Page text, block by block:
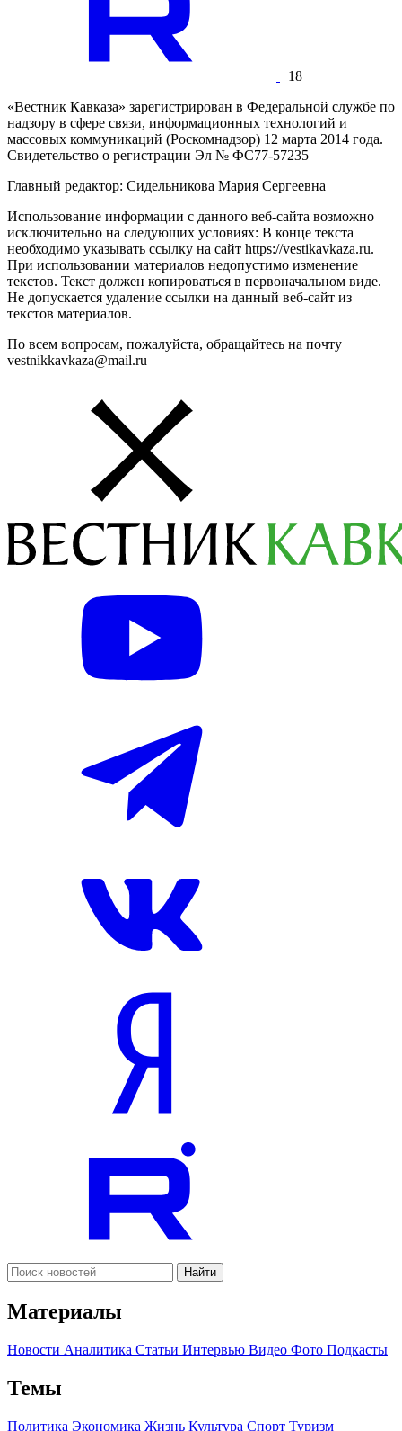
+18
«Вестник Кавказа» зарегистрирован в Федеральной службе по
надзору в сфере связи, информационных технологий и
массовых коммуникаций (Роскомнадзор) 12 марта 2014 года.
Свидетельство о регистрации Эл № ФС77-57235
Главный редактор: Сидельникова Мария Сергеевна
Использование информации с данного веб-сайта возможно
исключительно на следующих условиях: В конце текста
необходимо указывать ссылку на сайт https://vestikavkaza.ru.
При использовании материалов недопустимо изменение
текстов. Текст должен копироваться в первоначальном виде.
Не допускается удаление ссылки на данный веб-сайт из
текстов материалов.
По всем вопросам, пожалуйста, обращайтесь на почту
vestnikkavkaza@mail.ru
Найти
Материалы
Новости Аналитика Статьи Интервью Видео Фото Подкасты
Темы
Политика Экономика Жизнь Культура Спорт Туризм